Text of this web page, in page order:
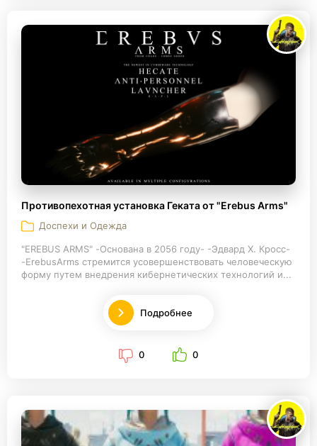
Противопехотная установка Геката от "Erebus Arms"
Доспехи и Одежда
"EREBUS ARMS" -Основана в 2056 году- -Эдвард Х. Кросс-
-ErebusArms стремится усовершенствовать человеческую
форму путем внедрения кибернетических технологий и...
Подробнее
0 0